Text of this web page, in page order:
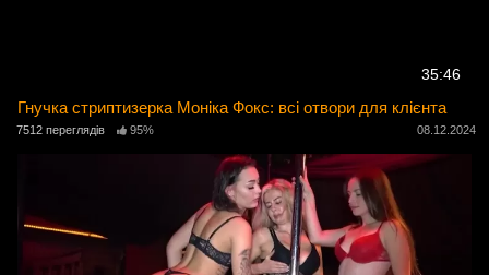
35:46
Гнучка стриптизерка Моніка Фокс: всі отвори для клієнта
7512 переглядів 95% 08.12.2024